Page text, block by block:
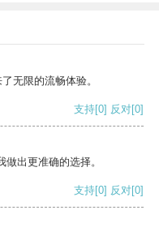
无限的流畅体验。
支持[0] 反对[0]
出更准确的选择。
支持[0] 反对[0]